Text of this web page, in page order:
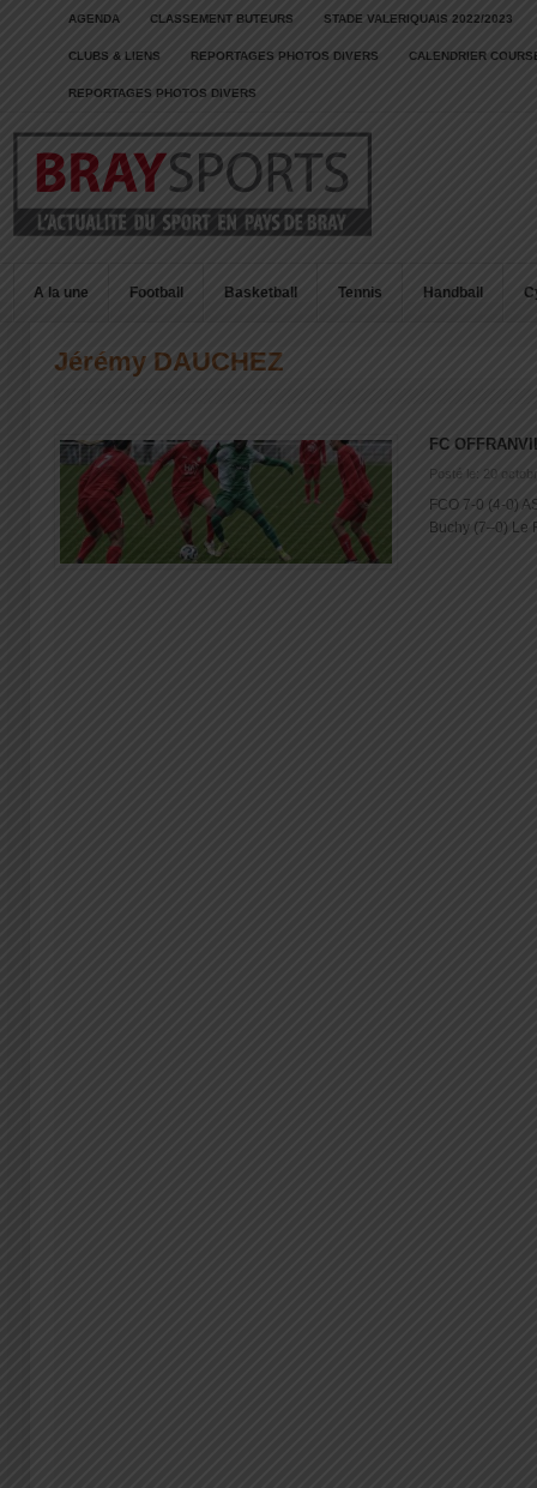
AGENDA CLASSEMENT BUTEURS STADE VALERIQUAIS 2022/2023
CLUBS & LIENS REPORTAGES PHOTOS DIVERS CALENDRIER
REPORTAGES PHOTOS DIVERS
A la une Football Basketball Tennis Handball
Jérémy DAUCHEZ
FC
Posté le: 20
FCO 7-0 (4-0)
Buchy (7–0) Le